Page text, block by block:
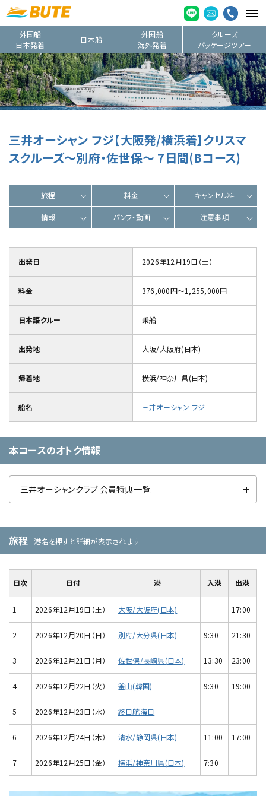
外国船
日本発着
日本船
外国船
海外発着
クルーズ
パッケージツアー
三井オーシャン フジ【大阪発/横浜着】クリスマ
スクルーズ～別府・佐世保～ 7日間(Bコース)
旅程 料金 キャンセル料
情報 パンフ・動画 注意事項
出発日 2026年12月19日（土）
料金 376,000円～1,255,000円
日本語クルー 乗船
出発地 大阪/大阪府(日本)
帰着地 横浜/神奈川県(日本)
船名 三井オーシャン フジ
本コースのオトク情報
三井オーシャンクラブ 会員特典一覧
旅程 港名を押すと詳細が表示されます
日次 日付 港 入港 出港
1 2026年12月19日（土） 大阪/大阪府(日本) 17:00
2 2026年12月20日（日） 別府/大分県(日本) 9:30 21:30
3 2026年12月21日（月） 佐世保/長崎県(日本) 13:30 23:00
4 2026年12月22日（火） 釜山(韓国) 9:30 19:00
5 2026年12月23日（水） 終日航海日
6 2026年12月24日（木） 清水/静岡県(日本) 11:00 17:00
7 2026年12月25日（金） 横浜/神奈川県(日本) 7:30